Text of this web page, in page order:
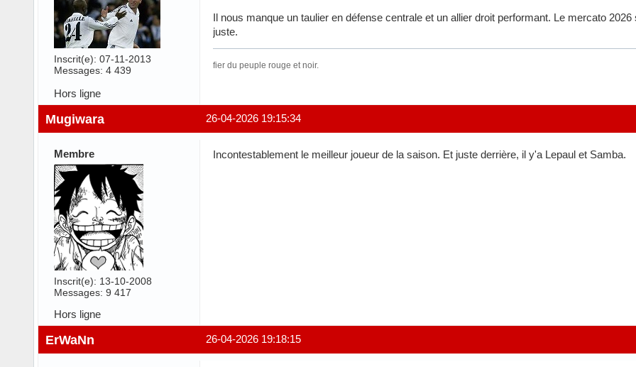
Inscrit(e): 07-11-2013
Messages: 4 439
Il nous manque un taulier en défense centrale et un allier droit performant. Le mercato
juste.
fier du peuple rouge et noir.
Hors ligne
26-04-2026 19:15:34
Mugiwara
Membre
Inscrit(e): 13-10-2008
Messages: 9 417
Incontestablement le meilleur joueur de la saison. Et juste derrière, il y'a Lepaul et Samba.
Hors ligne
26-04-2026 19:18:15
ErWaNn